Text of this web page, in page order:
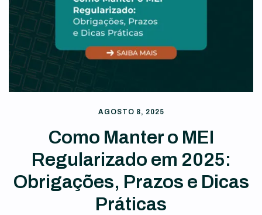
AGOSTO 8, 2025
Como Manter o MEI
Regularizado em 2025:
Obrigações, Prazos e Dicas
Práticas